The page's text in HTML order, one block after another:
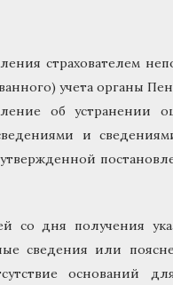
страхователем
учета органы
об устранении
и
со дня получения
сведения или
оснований